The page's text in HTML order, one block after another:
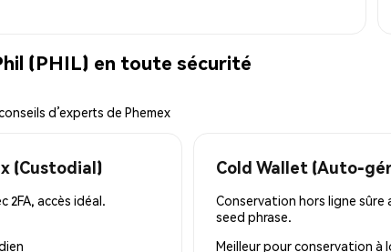
(PHIL) en toute sécurité
d’experts de Phemex
(Custodial)
accès idéal.
Cold Wallet (Auto-
Conservation hors ligne
seed phrase.
Meilleur pourconservation à